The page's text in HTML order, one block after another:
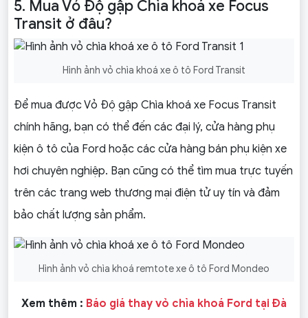
5. Mua Vỏ Độ gập Chìa khoá xe Focus
Transit ở đâu?
Hình ảnh vỏ chìa khoá xe ô tô Ford Transit
Để mua được Vỏ Độ gập Chìa khoá xe Focus Transit
chính hãng, bạn có thể đến các đại lý, cửa hàng phụ
kiện ô tô của Ford hoặc các cửa hàng bán phụ kiện xe
hơi chuyên nghiệp. Bạn cũng có thể tìm mua trực tuyến
trên các trang web thương mại điện tử uy tín và đảm
bảo chất lượng sản phẩm.
Hình ảnh vỏ chìa khoá remtote xe ô tô Ford Mondeo
Xem thêm : Báo giá thay vỏ chìa khoá Ford tại Đà